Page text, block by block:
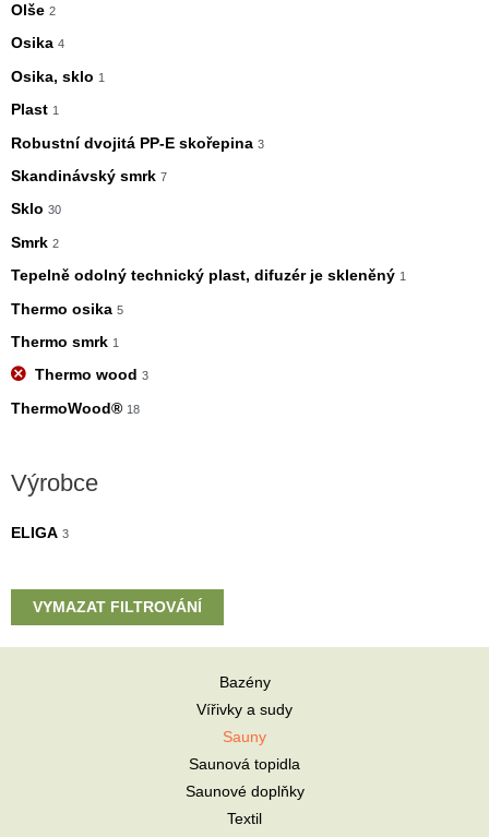
Olše 2
Osika 4
Osika, sklo 1
Plast 1
Robustní dvojitá PP-E skořepina 3
Skandinávský smrk 7
Sklo 30
Smrk 2
Tepelně odolný technický plast, difuzér je skleněný 1
Thermo osika 5
Thermo smrk 1
Thermo wood 3
ThermoWood® 18
Výrobce
ELIGA 3
VYMAZAT FILTROVÁNÍ
Bazény
Vířivky a sudy
Sauny
Saunová topidla
Saunové doplňky
Textil